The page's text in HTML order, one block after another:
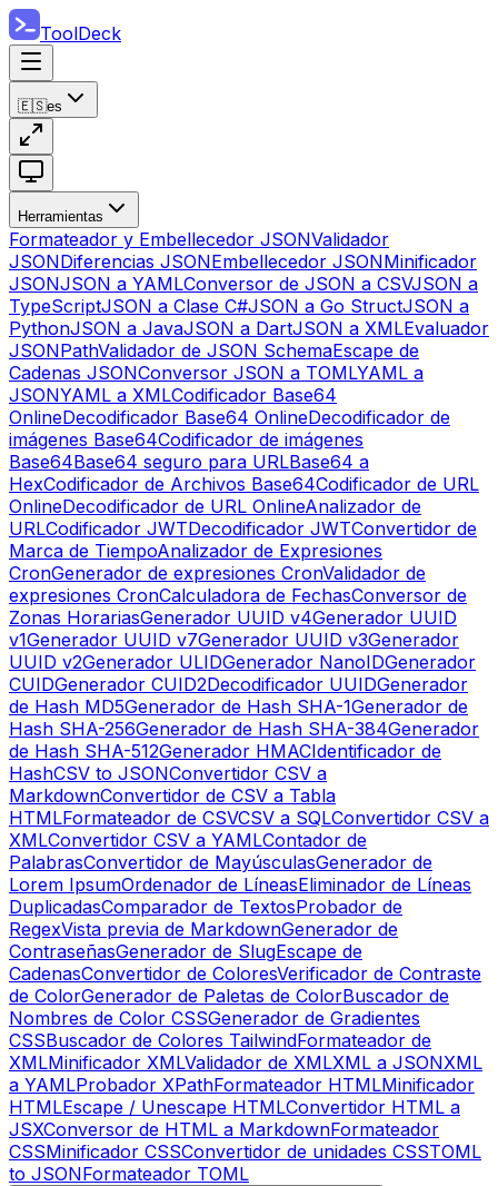
ToolDeck
🇪🇸es
Herramientas
Formateador y Embellecedor JSONValidador
JSONDiferencias JSONEmbellecedor JSONMinificador
JSONJSON a YAMLConversor de JSON a CSVJSON a
TypeScriptJSON a Clase C#JSON a Go StructJSON a
PythonJSON a JavaJSON a DartJSON a XMLEvaluador
JSONPathValidador de JSON SchemaEscape de
Cadenas JSONConversor JSON a TOMLYAML a
JSONYAML a XMLCodificador Base64
OnlineDecodificador Base64 OnlineDecodificador de
imágenes Base64Codificador de imágenes
Base64Base64 seguro para URLBase64 a
HexCodificador de Archivos Base64Codificador de URL
OnlineDecodificador de URL OnlineAnalizador de
URLCodificador JWTDecodificador JWTConvertidor de
Marca de TiempoAnalizador de Expresiones
CronGenerador de expresiones CronValidador de
expresiones CronCalculadora de FechasConversor de
Zonas HorariasGenerador UUID v4Generador UUID
v1Generador UUID v7Generador UUID v3Generador
UUID v2Generador ULIDGenerador NanoIDGenerador
CUIDGenerador CUID2Decodificador UUIDGenerador
de Hash MD5Generador de Hash SHA-1Generador de
Hash SHA-256Generador de Hash SHA-384Generador
de Hash SHA-512Generador HMACIdentificador de
HashCSV to JSONConvertidor CSV a
MarkdownConvertidor de CSV a Tabla
HTMLFormateador de CSVCSV a SQLConvertidor CSV a
XMLConvertidor CSV a YAMLContador de
PalabrasConvertidor de MayúsculasGenerador de
Lorem IpsumOrdenador de LíneasEliminador de Líneas
DuplicadasComparador de TextosProbador de
RegexVista previa de MarkdownGenerador de
ContraseñasGenerador de SlugEscape de
CadenasConvertidor de ColoresVerificador de Contraste
de ColorGenerador de Paletas de ColorBuscador de
Nombres de Color CSSGenerador de Gradientes
CSSBuscador de Colores TailwindFormateador de
XMLMinificador XMLValidador de XMLXML a JSONXML
a YAMLProbador XPathFormateador HTMLMinificador
HTMLEscape / Unescape HTMLConvertidor HTML a
JSXConversor de HTML a MarkdownFormateador
CSSMinificador CSSConvertidor de unidades CSSTOML
to JSONFormateador TOML